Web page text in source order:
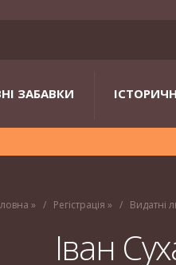
ЗАБАВКИ
» Регістрація » Видатні
Іван